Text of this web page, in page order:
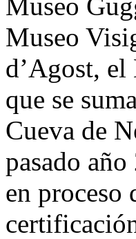
Museo
d’Agost,
que se
Cueva de
pasado
en